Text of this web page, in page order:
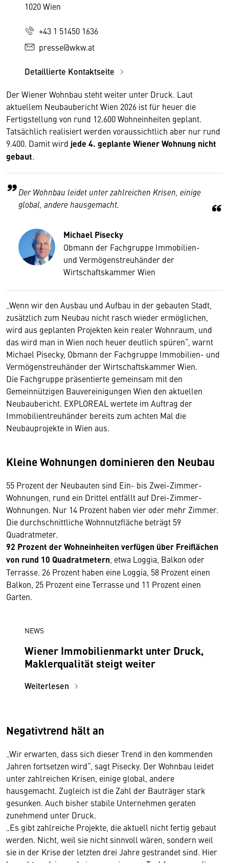
1020 Wien
+43 1 51450 1636
presse@wkw.at
Detaillierte Kontaktseite
Der Wiener Wohnbau steht weiter unter Druck. Laut
aktuellem Neubaubericht Wien 2026 ist für heuer die
Fertigstellung von rund 12.600 Wohneinheiten geplant.
Tatsächlich realisiert werden voraussichtlich aber nur rund
9.400. Damit wird jede 4. geplante Wiener Wohnung nicht
gebaut.
Der Wohnbau leidet unter zahlreichen Krisen, einige
global, andere hausgemacht.
Michael Pisecky
Obmann der Fachgruppe Immobilien-
und Vermögenstreuhänder der
Wirtschaftskammer Wien
„Wenn wir den Ausbau und Aufbau in der gebauten Stadt,
zusätzlich zum Neubau nicht rasch wieder ermöglichen,
wird aus geplanten Projekten kein realer Wohnraum, und
das wird man in Wien noch heuer deutlich spüren“, warnt
Michael Pisecky, Obmann der Fachgruppe Immobilien- und
Vermögenstreuhänder der Wirtschaftskammer Wien.
Die Fachgruppe präsentierte gemeinsam mit den
Gemeinnützigen Bauvereinigungen Wien den aktuellen
Neubaubericht. EXPLOREAL wertete im Auftrag der
Immobilientreuhänder bereits zum achten Mal die
Neubauprojekte in Wien aus.
Kleine Wohnungen dominieren den Neubau
55 Prozent der Neubauten sind Ein- bis Zwei-Zimmer-
Wohnungen, rund ein Drittel entfällt auf Drei-Zimmer-
Wohnungen. Nur 14 Prozent haben vier oder mehr Zimmer.
Die durchschnittliche Wohnnutzfläche beträgt 59
Quadratmeter.
92 Prozent der Wohneinheiten verfügen über Freiflächen
von rund 10 Quadratmetern , etwa Loggia, Balkon oder
Terrasse. 26 Prozent haben eine Loggia, 58 Prozent einen
Balkon, 25 Prozent eine Terrasse und 11 Prozent einen
Garten.
NEWS
Wiener Immobilienmarkt unter Druck,
Maklerqualität steigt weiter
Weiterlesen
Negativtrend hält an
„Wir erwarten, dass sich dieser Trend in den kommenden
Jahren fortsetzen wird“, sagt Pisecky. Der Wohnbau leidet
unter zahlreichen Krisen, einige global, andere
hausgemacht. Zugleich ist die Zahl der Bauträger stark
gesunken. Auch bisher stabile Unternehmen geraten
zunehmend unter Druck.
„Es gibt zahlreiche Projekte, die aktuell nicht fertig gebaut
werden. Nicht, weil sie nicht sinnvoll wären, sondern weil
sie in der Krise der letzten drei Jahre gestrandet sind. Hier